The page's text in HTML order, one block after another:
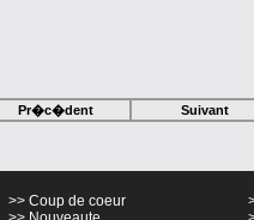
Pr�c�dent Suivant
>> Coup de coeur